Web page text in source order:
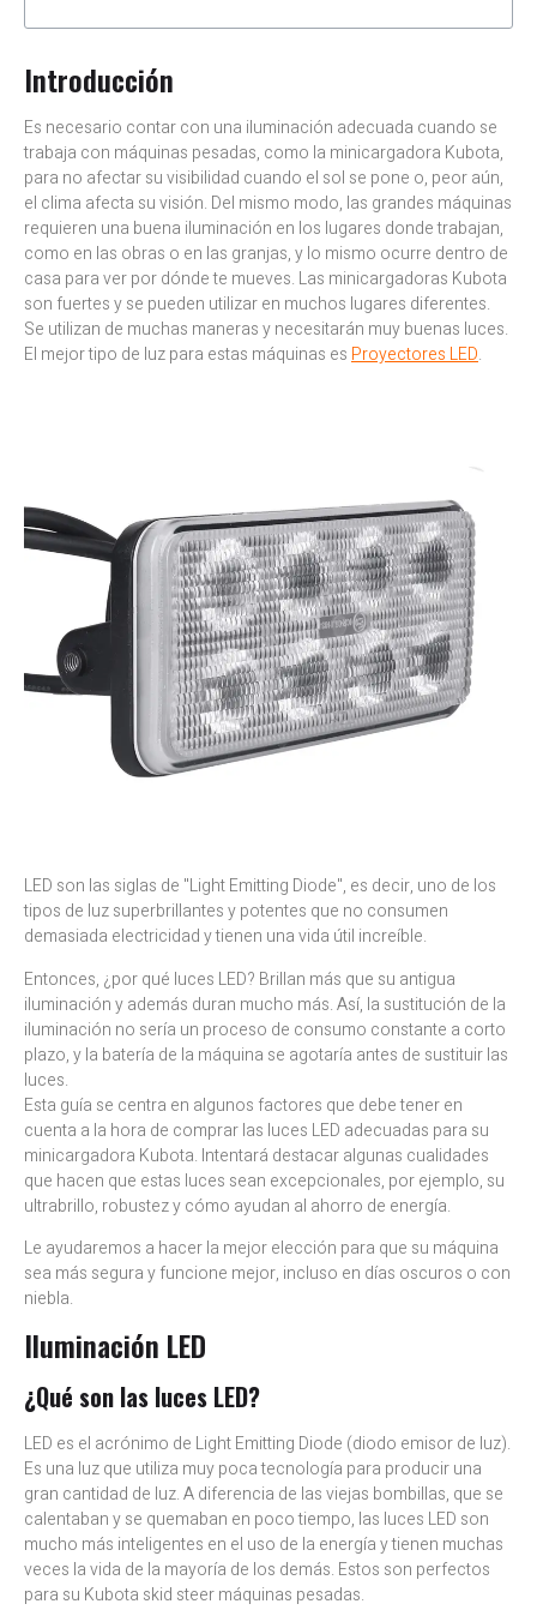
Introducción
Es necesario contar con una iluminación adecuada cuando se
trabaja con máquinas pesadas, como la minicargadora Kubota,
para no afectar su visibilidad cuando el sol se pone o, peor aún,
el clima afecta su visión. Del mismo modo, las grandes máquinas
requieren una buena iluminación en los lugares donde trabajan,
como en las obras o en las granjas, y lo mismo ocurre dentro de
casa para ver por dónde te mueves. Las minicargadoras Kubota
son fuertes y se pueden utilizar en muchos lugares diferentes.
Se utilizan de muchas maneras y necesitarán muy buenas luces.
El mejor tipo de luz para estas máquinas es Proyectores LED.
LED son las siglas de "Light Emitting Diode", es decir, uno de los
tipos de luz superbrillantes y potentes que no consumen
demasiada electricidad y tienen una vida útil increíble.
Entonces, ¿por qué luces LED? Brillan más que su antigua
iluminación y además duran mucho más. Así, la sustitución de la
iluminación no sería un proceso de consumo constante a corto
plazo, y la batería de la máquina se agotaría antes de sustituir las
luces.
Esta guía se centra en algunos factores que debe tener en
cuenta a la hora de comprar las luces LED adecuadas para su
minicargadora Kubota. Intentará destacar algunas cualidades
que hacen que estas luces sean excepcionales, por ejemplo, su
ultrabrillo, robustez y cómo ayudan al ahorro de energía.
Le ayudaremos a hacer la mejor elección para que su máquina
sea más segura y funcione mejor, incluso en días oscuros o con
niebla.
Iluminación LED
¿Qué son las luces LED?
LED es el acrónimo de Light Emitting Diode (diodo emisor de luz).
Es una luz que utiliza muy poca tecnología para producir una
gran cantidad de luz. A diferencia de las viejas bombillas, que se
calentaban y se quemaban en poco tiempo, las luces LED son
mucho más inteligentes en el uso de la energía y tienen muchas
veces la vida de la mayoría de los demás. Estos son perfectos
para su Kubota skid steer máquinas pesadas.